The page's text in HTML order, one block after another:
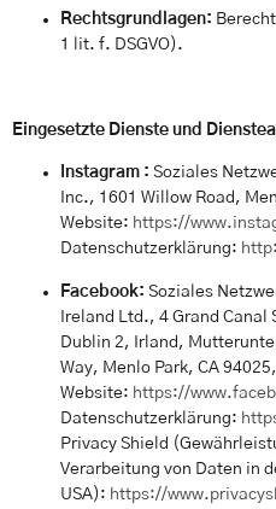
Rechtsgrundlagen:
1 lit. f. DSGVO).
Eingesetzte Dienste und
Instagram : Soziales
Inc., 1601 Willow Road,
Website: https://
Datenschutzerklärung:
Facebook: Soziales
Ireland Ltd., 4 Grand Canal
Dublin 2, Irland,
Way, Menlo Park, CA
Website: https://
Datenschutzerklärung:
Privacy Shield
Verarbeitung von Daten in
USA): https://